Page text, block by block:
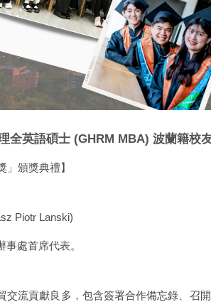
全英語碩士 (GHRM MBA) 波蘭籍校
」頒獎典禮】
Piotr Lanski)
處首席代表。
交流貢獻良多，包含簽署合作備忘錄、召